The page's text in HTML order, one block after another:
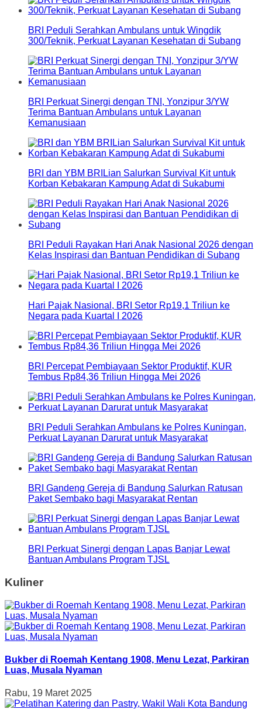
BRI Peduli Serahkan Ambulans untuk Wingdik
300/Teknik, Perkuat Layanan Kesehatan di Subang
BRI Perkuat Sinergi dengan TNI, Yonzipur 3/YW
Terima Bantuan Ambulans untuk Layanan
Kemanusiaan
BRI dan YBM BRILian Salurkan Survival Kit untuk
Korban Kebakaran Kampung Adat di Sukabumi
BRI Peduli Rayakan Hari Anak Nasional 2026 dengan
Kelas Inspirasi dan Bantuan Pendidikan di Subang
Hari Pajak Nasional, BRI Setor Rp19,1 Triliun ke
Negara pada Kuartal I 2026
BRI Percepat Pembiayaan Sektor Produktif, KUR
Tembus Rp84,36 Triliun Hingga Mei 2026
BRI Peduli Serahkan Ambulans ke Polres Kuningan,
Perkuat Layanan Darurat untuk Masyarakat
BRI Gandeng Gereja di Bandung Salurkan Ratusan
Paket Sembako bagi Masyarakat Rentan
BRI Perkuat Sinergi dengan Lapas Banjar Lewat
Bantuan Ambulans Program TJSL
Kuliner
Bukber di Roemah Kentang 1908, Menu Lezat, Parkiran
Luas, Musala Nyaman
Rabu, 19 Maret 2025